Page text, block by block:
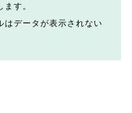
す。
はデータが表示されない